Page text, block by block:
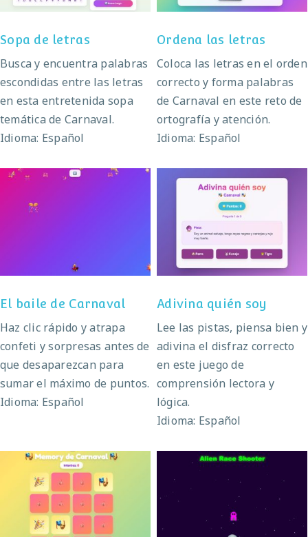
Sopa de letras
Busca y encuentra palabras
escondidas entre las letras
en esta entretenida sopa
temática de Carnaval.
Idioma: Español
Ordena las letras
Coloca las letras en el orden
correcto y forma palabras
de Carnaval en este reto de
ortografía y atención.
Idioma: Español
El baile de Carnaval
Haz clic rápido y atrapa
confeti y sorpresas antes de
que desaparezcan para
sumar el máximo de puntos.
Idioma: Español
Adivina quién soy
Adivina quién soy
Lee las pistas, piensa bien y
adivina el disfraz correcto
en este juego de
comprensión lectora y
lógica.
Idioma: Español
Memory de Carnaval Alien Race Shooter